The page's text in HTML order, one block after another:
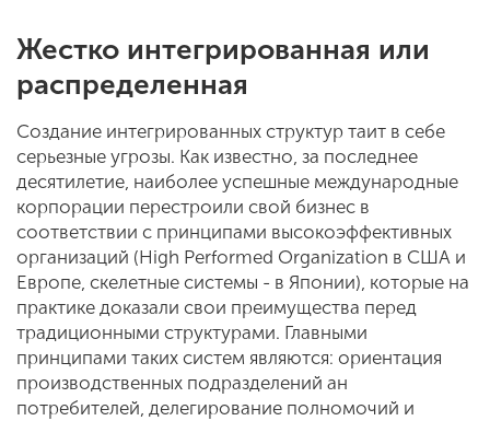
Жестко интегрированная или
распределенная
Создание интегрированных структур таит в себе
серьезные угрозы. Как известно, за последнее
десятилетие, наиболее успешные международные
корпорации перестроили свой бизнес в
соответствии с принципами высокоэффективных
организаций (High Performed Organization в США и
Европе, скелетные системы - в Японии), которые на
практике доказали свои преимущества перед
традиционными структурами. Главными
принципами таких систем являются: ориентация
производственных подразделений ан
потребителей, делегирование полномочий и